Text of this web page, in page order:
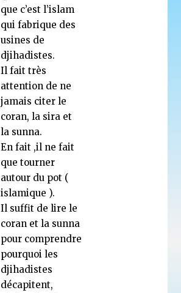
que c’est l’islam
qui fabrique des
usines de
djihadistes.
Il fait très
attention de ne
jamais citer le
coran, la sira et
la sunna.
En fait ,il ne fait
que tourner
autour du pot (
islamique ).
Il suffit de lire le
coran et la sunna
pour comprendre
pourquoi les
djihadistes
décapitent,